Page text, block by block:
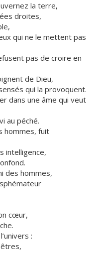
la terre,
droites,
qui ne le mettent pas
pas de croire en
de Dieu,
qui la provoquent.
dans une âme qui veut
au péché.
hommes, fuit
intelligence,
des hommes,
cœur,
: